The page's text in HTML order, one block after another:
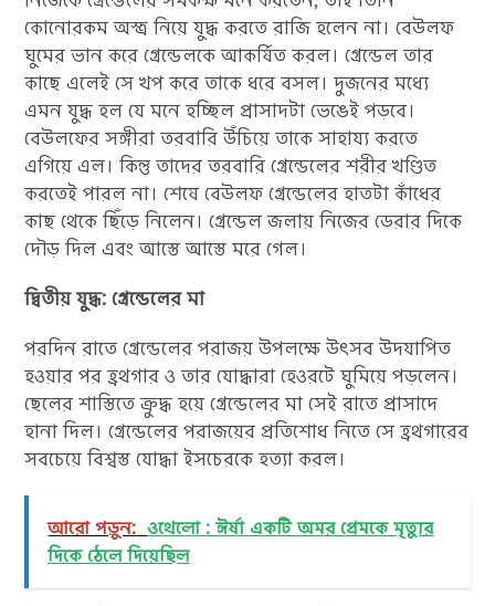
কোনোরকম অস্ত্র নিয়ে যুদ্ধ করতে রাজি হলেন না। বেউলফ
ঘুমের ভান করে গ্রেন্ডেলকে আকর্ষিত করল। গ্রেন্ডেল তার
কাছে এলেই সে খপ করে তাকে ধরে বসল। দুজনের মধ্যে
এমন যুদ্ধ হল যে মনে হচ্ছিল প্রাসাদটা ভেঙেই পড়বে।
বেউলফের সঙ্গীরা তরবারি উঁচিয়ে তাকে সাহায্য করতে
এগিয়ে এল। কিন্তু তাদের তরবারি গ্রেন্ডেলের শরীর খণ্ডিত
করতেই পারল না। শেষে বেউলফ গ্রেন্ডেলের হাতটা কাঁধের
কাছ থেকে ছিঁড়ে নিলেন। গ্রেন্ডেল জলায় নিজের ডেরার দিকে
দৌড় দিল এবং আস্তে আস্তে মরে গেল।
দ্বিতীয় যুদ্ধ: গ্রেন্ডেলের মা
পরদিন রাতে গ্রেন্ডেলের পরাজয় উপলক্ষে উৎসব উদযাপিত
হওয়ার পর হ্রথগার ও তার যোদ্ধারা হেওরটে ঘুমিয়ে পড়লেন।
ছেলের শাস্তিতে ক্রুদ্ধ হয়ে গ্রেন্ডেলের মা সেই রাতে প্রাসাদে
হানা দিল। গ্রেন্ডেলের পরাজয়ের প্রতিশোধ নিতে সে হ্রথগারের
সবচেয়ে বিশ্বস্ত যোদ্ধা ইসচেরকে হত্যা করল।
আরো পড়ুন: ওথেলো : ঈর্ষা একটি অমর প্রেমকে মৃত্যুর
দিকে ঠেলে দিয়েছিল